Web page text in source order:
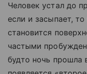
Человек устал до
если и засыпает,
становится
частыми
будто ночь прошла